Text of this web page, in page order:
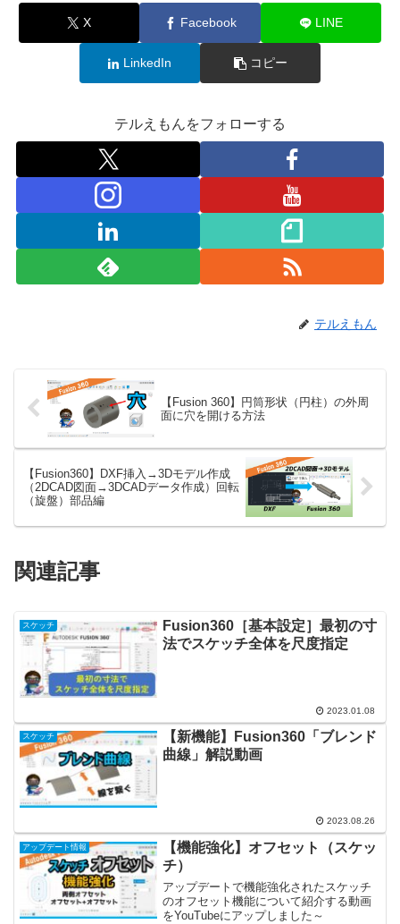
X Facebook LINE
LinkedIn コピー
テルえもんをフォローする
テルえもん
【Fusion 360】円筒形状（円柱）の外周
面に穴を開ける方法
【Fusion360】DXF挿入→3Dモデル作成
（2DCAD図面→3DCADデータ作成）回転
（旋盤）部品編
関連記事
スケッチ
Fusion360［基本設定］最初の寸
法でスケッチ全体を尺度指定
2023.01.08
スケッチ
【新機能】Fusion360「ブレンド
曲線」解説動画
2023.08.26
アップデート情報
【機能強化】オフセット（スケッ
チ）
アップデートで機能強化されたスケッチ
のオフセット機能について紹介する動画
をYouTubeにアップしました～